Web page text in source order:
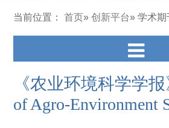
当前位置：首页»创新平台» 学术期
《农业环境科学学
of Agro-Environment